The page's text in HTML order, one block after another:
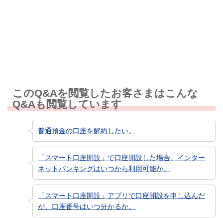
このQ&Aを閲覧したお客さまはこんな
Q&Aも閲覧しています
普通預金の口座を解約したい。
「スマート口座開設」で口座開設した場合、インター
ネットバンキングはいつから利用可能か。
「スマート口座開設」アプリで口座開設を申し込んだ
が、口座番号はいつ分かるか。